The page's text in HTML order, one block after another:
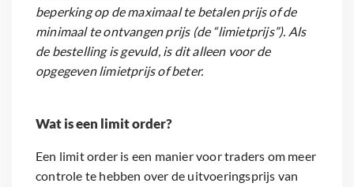
beperking op de maximaal te betalen prijs of de
minimaal te ontvangen prijs (de “limietprijs”). Als
de bestelling is gevuld, is dit alleen voor de
opgegeven limietprijs of beter.
Wat is een limit order?
Een limit order is een manier voor traders om meer
controle te hebben over de uitvoeringsprijs van